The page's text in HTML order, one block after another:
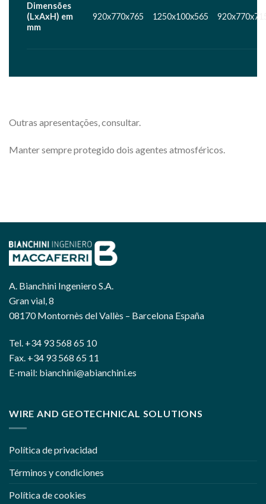
Dimensões
(LxAxH) em
mm
920x770x765 1250x100x565
Outras apresentações, consultar.
Manter sempre protegido dois agentes atmosféricos.
A. Bianchini Ingeniero S.A.
Gran vial, 8
08170 Montornès del Vallès – Barcelona España
Tel. +34 93 568 65 10
Fax. +34 93 568 65 11
E-mail: bianchini@abianchini.es
WIRE AND GEOTECHNICAL SOLUTIONS
Política de privacidad
Términos y condiciones
Política de cookies